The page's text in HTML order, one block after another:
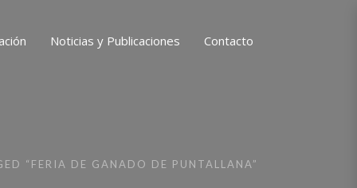
Noticias y Publicaciones Contacto
“FERIA DE GANADO DE PUNTALLANA”